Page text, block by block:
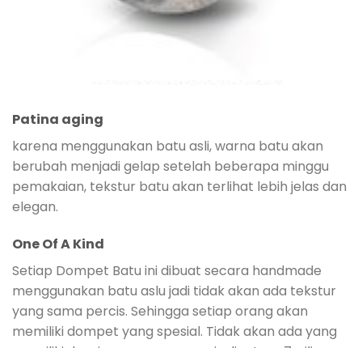
Patina aging
karena menggunakan batu asli, warna batu akan
berubah menjadi gelap setelah beberapa minggu
pemakaian, tekstur batu akan terlihat lebih jelas dan
elegan.
One Of A Kind
Setiap Dompet Batu ini dibuat secara handmade
menggunakan batu aslu jadi tidak akan ada tekstur
yang sama percis. Sehingga setiap orang akan
memiliki dompet yang spesial. Tidak akan ada yang